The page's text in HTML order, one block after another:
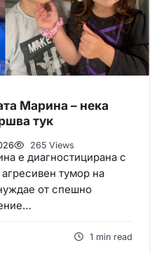
Марина – нека
тук
265 Views
е диагностицирана с
тумор на
от спешно
1 min read